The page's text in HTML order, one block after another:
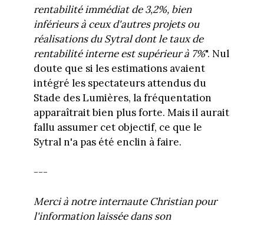
rentabilité immédiat de 3,2%, bien
inférieurs à ceux d'autres projets ou
réalisations du Sytral dont le taux de
rentabilité interne est supérieur à 7%". Nul
doute que si les estimations avaient
intégré les spectateurs attendus du
Stade des Lumières, la fréquentation
apparaîtrait bien plus forte. Mais il aurait
fallu assumer cet objectif, ce que le
Sytral n'a pas été enclin à faire.
---
Merci à notre internaute Christian pour
l'information laissée dans son